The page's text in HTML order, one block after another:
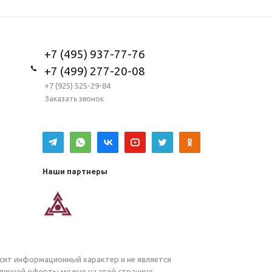
+7 (495) 937-77-76
+7 (499) 277-20-08
+7 (925) 525-29-84
Заказать звонок
Наши партнеры
информационный характер и не является